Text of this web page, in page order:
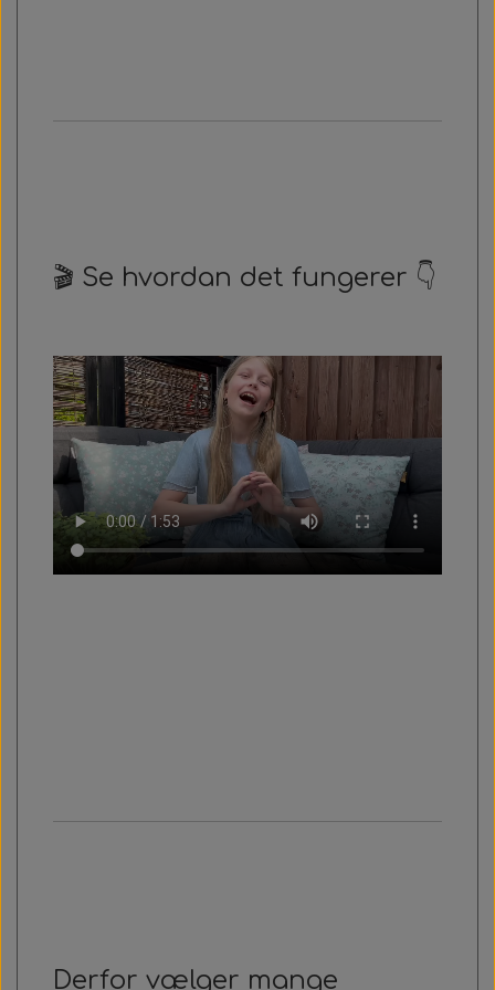
🎬 Se hvordan det fungerer 👇
Derfor vælger mange